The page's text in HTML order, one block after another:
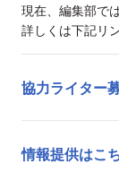
現在、編集部で
詳しくは下記リ
協力ライター
情報提供はこ